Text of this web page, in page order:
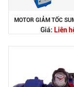
MOTOR GIẢM TỐC
Giá: Liên